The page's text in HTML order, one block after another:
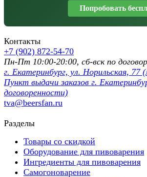
Попробовать
Контакты
+7 (902) 872-54-70
Пн-Пт 10:00-20:00, сб-вск по
г. Екатеринбург, ул. Норильская, 77
Пункт выдачи заказов г.
договоренности)
tva@beersfan.ru
Разделы
Товары со скидкой
Оборудование для пивоварения
Ингредиенты для пивоварения
Самогоноварение